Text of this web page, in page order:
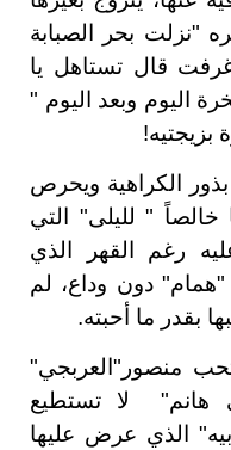
"نزلت بحر الصبابة
قال تستاهل يا
اليوم وبعد اليوم "
بزيجتيه!
الكراهية ويحرص
" لليلى" التي
رغم القهر الذي
دون وداع، لم
بقدر ما أحبته.
منصور"العربجي"
هانم" لا تستطيع
الذي عرض عليها